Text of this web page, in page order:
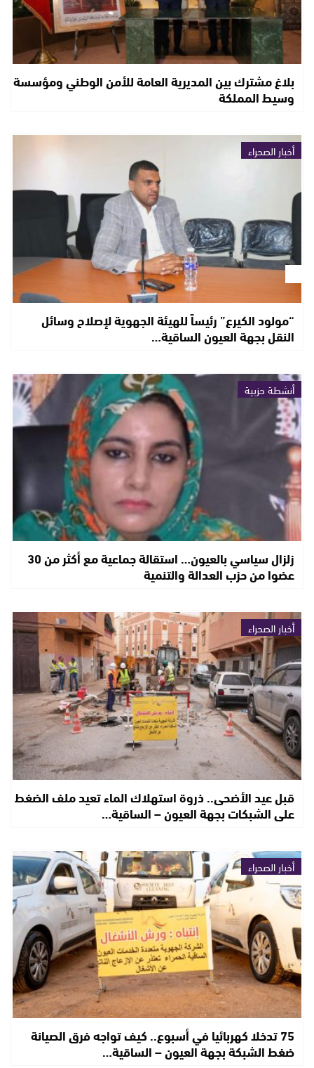
بلاغ مشترك بين المديرية العامة للأمن الوطني ومؤسسة
وسيط المملكة
أخبار الصحراء
“مولود الكيرع” رئيساً للهيئة الجهوية لإصلاح وسائل
النقل بجهة العيون الساقية…
أنشطة حزبية
زلزال سياسي بالعيون… استقالة جماعية مع أكثر من 30
عضوا من حزب العدالة والتنمية
أخبار الصحراء
قبل عيد الأضحى.. ذروة استهلاك الماء تعيد ملف الضغط
على الشبكات بجهة العيون – الساقية…
أخبار الصحراء
75 تدخلا كهربائيا في أسبوع.. كيف تواجه فرق الصيانة
ضغط الشبكة بجهة العيون – الساقية…